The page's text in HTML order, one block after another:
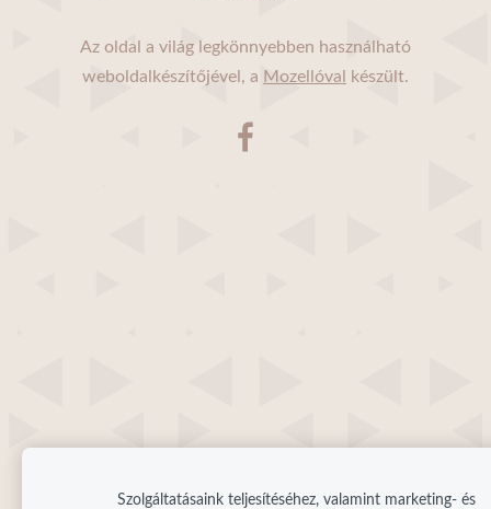
Az oldal a világ legkönnyebben használható
weboldalkészítőjével, a Mozellóval készült.
Szolgáltatásaink teljesítéséhez, valamint marketing- és